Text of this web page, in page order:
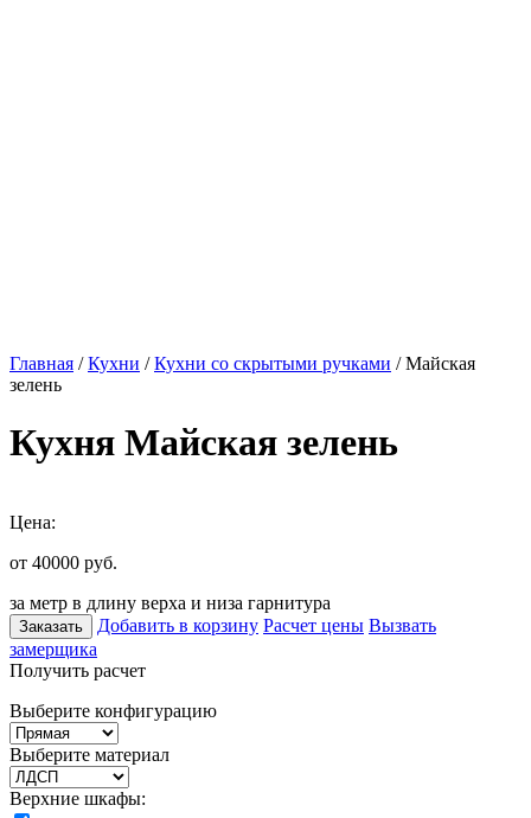
Главная /Кухни /Кухни со скрытыми ручками / Майская
зелень
Кухня Майская зелень
Цена:
от 40000 руб.
за метр в длину верха и низа гарнитура
Заказать Добавить в корзину Расчет цены Вызвать
замерщика
Получить расчет
Выберите конфигурацию
Выберите материал
Верхние шкафы: